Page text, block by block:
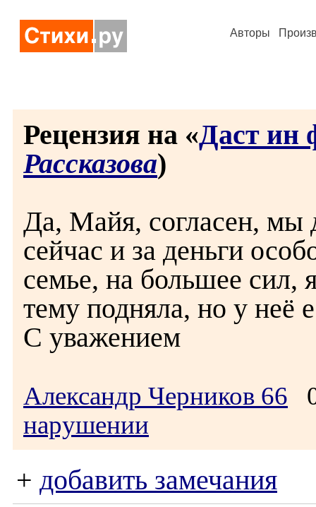
Авторы
Рецензия на «Даст ин
Рассказова)
Да, Майя, согласен, мы
сейчас и за деньги
семье, на большее сил,
тему подняла, но у неё
С уважением
Александр Черников 66
нарушении
+ добавить замечания